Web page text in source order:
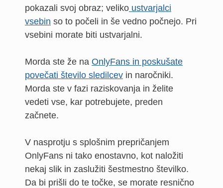
pokazali svoj obraz; veliko ustvarjalci
vsebin so to počeli in še vedno počnejo. Pri
vsebini morate biti ustvarjalni.
Morda ste že na OnlyFans in poskušate
povečati število sledilcev in naročniki.
Morda ste v fazi raziskovanja in želite
vedeti vse, kar potrebujete, preden
začnete.
V nasprotju s splošnim prepričanjem
OnlyFans ni tako enostavno, kot naložiti
nekaj slik in zaslužiti šestmestno številko.
Da bi prišli do te točke, se morate resnično